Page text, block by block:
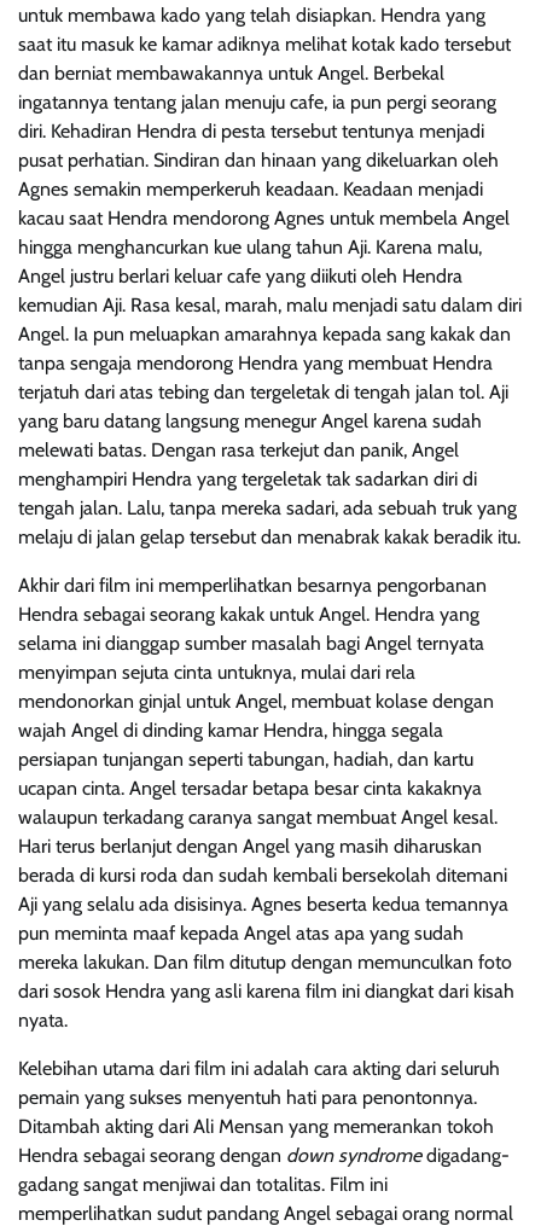
untuk membawa kado yang telah disiapkan. Hendra yang
saat itu masuk ke kamar adiknya melihat kotak kado tersebut
dan berniat membawakannya untuk Angel. Berbekal
ingatannya tentang jalan menuju cafe, ia pun pergi seorang
diri. Kehadiran Hendra di pesta tersebut tentunya menjadi
pusat perhatian. Sindiran dan hinaan yang dikeluarkan oleh
Agnes semakin memperkeruh keadaan. Keadaan menjadi
kacau saat Hendra mendorong Agnes untuk membela Angel
hingga menghancurkan kue ulang tahun Aji. Karena malu,
Angel justru berlari keluar cafe yang diikuti oleh Hendra
kemudian Aji. Rasa kesal, marah, malu menjadi satu dalam diri
Angel. Ia pun meluapkan amarahnya kepada sang kakak dan
tanpa sengaja mendorong Hendra yang membuat Hendra
terjatuh dari atas tebing dan tergeletak di tengah jalan tol. Aji
yang baru datang langsung menegur Angel karena sudah
melewati batas. Dengan rasa terkejut dan panik, Angel
menghampiri Hendra yang tergeletak tak sadarkan diri di
tengah jalan. Lalu, tanpa mereka sadari, ada sebuah truk yang
melaju di jalan gelap tersebut dan menabrak kakak beradik itu.
Akhir dari film ini memperlihatkan besarnya pengorbanan
Hendra sebagai seorang kakak untuk Angel. Hendra yang
selama ini dianggap sumber masalah bagi Angel ternyata
menyimpan sejuta cinta untuknya, mulai dari rela
mendonorkan ginjal untuk Angel, membuat kolase dengan
wajah Angel di dinding kamar Hendra, hingga segala
persiapan tunjangan seperti tabungan, hadiah, dan kartu
ucapan cinta. Angel tersadar betapa besar cinta kakaknya
walaupun terkadang caranya sangat membuat Angel kesal.
Hari terus berlanjut dengan Angel yang masih diharuskan
berada di kursi roda dan sudah kembali bersekolah ditemani
Aji yang selalu ada disisinya. Agnes beserta kedua temannya
pun meminta maaf kepada Angel atas apa yang sudah
mereka lakukan. Dan film ditutup dengan memunculkan foto
dari sosok Hendra yang asli karena film ini diangkat dari kisah
nyata.
Kelebihan utama dari film ini adalah cara akting dari seluruh
pemain yang sukses menyentuh hati para penontonnya.
Ditambah akting dari Ali Mensan yang memerankan tokoh
Hendra sebagai seorang dengan down syndromedigadang-
gadang sangat menjiwai dan totalitas. Film ini
memperlihatkan sudut pandang Angel sebagai orang normal